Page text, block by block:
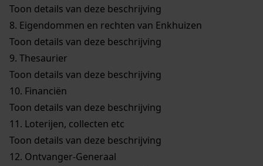
Toon details van deze beschrijving
8. Eigendommen en rechten van Enkhuizen
Toon details van deze beschrijving
9. Thesaurier
Toon details van deze beschrijving
10. Financiën
Toon details van deze beschrijving
11. Loterijen, collecten etc
Toon details van deze beschrijving
12. Ontvanger-Generaal